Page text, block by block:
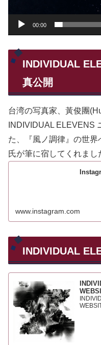
00:00
INDIVIDUAL
真公開
台湾の写真家、黃俊團
INDIVIDUAL ELEVENS
た、『風ノ調律』の世
氏が筆に宿してくれまし
www.instagram.com
INDIVIDUAL